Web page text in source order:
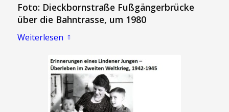
Foto: Dieckbornstraße Fußgängerbrücke
über die Bahntrasse, um 1980
Weiterlesen